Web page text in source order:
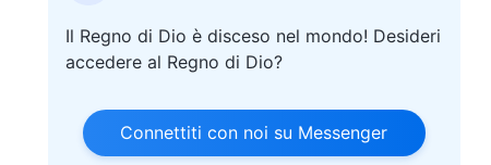
Il Regno di Dio è disceso nel mondo! Desideri
accedere al Regno di Dio?
Connettiti con noi su Messenger